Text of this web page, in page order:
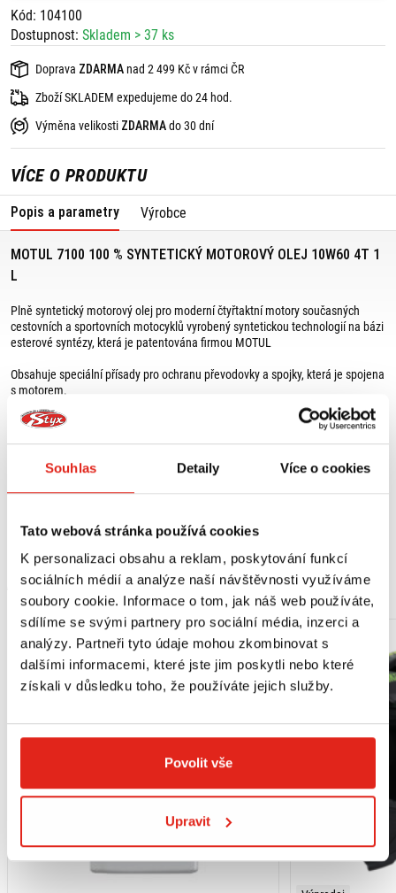
Souhlas Detaily Více o cookies
Tato webová stránka používá cookies
K personalizaci obsahu a reklam, poskytování funkcí
sociálních médií a analýze naší návštěvnosti využíváme
soubory cookie. Informace o tom, jak náš web používáte,
sdílíme se svými partnery pro sociální média, inzerci a
analýzy. Partneři tyto údaje mohou zkombinovat s
dalšími informacemi, které jste jim poskytli nebo které
získali v důsledku toho, že používáte jejich služby.
Povolit vše
Upravit
Kód: 104100
Dostupnost: Skladem > 37 ks
Doprava ZDARMA nad 2 499 Kč v rámci ČR
Zboží SKLADEM expedujeme do 24 hod.
Výměna velikosti ZDARMAdo 30 dní
VÍCE O PRODUKTU
Popis a parametry Výrobce
MOTUL 7100 100 % SYNTETICKÝ MOTOROVÝ OLEJ 10W60 4T 1
L
Plně syntetický motorový olej pro moderní čtyřtaktní motory současných
cestovních a sportovních motocyklů vyrobený syntetickou technologií na bázi
esterové syntézy, která je patentována firmou MOTUL
Obsahuje speciální přísady pro ochranu převodovky a spojky, která je spojena
s motorem.
Zabraňuje prokluzování spojky, vykazuje chemickou stálost, nepenivosť a má
antioxidační vlastnosti.
MOHLO BY SE VÁM LÍBIT